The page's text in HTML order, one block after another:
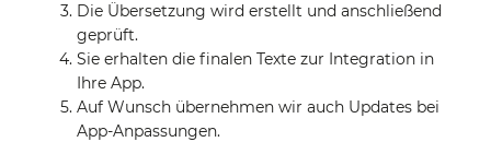
Die Übersetzung wird erstellt und anschließend
geprüft.
Sie erhalten die finalen Texte zur Integration in
Ihre App.
Auf Wunsch übernehmen wir auch Updates bei
App-Anpassungen.